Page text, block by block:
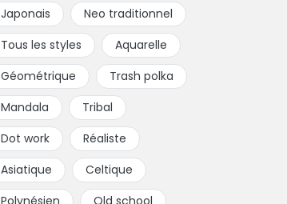
Japonais
Neo traditionnel
Tous les styles
Aquarelle
Géométrique
Trash polka
Mandala
Tribal
Dot work
Réaliste
Asiatique
Celtique
Polynésien
Old school